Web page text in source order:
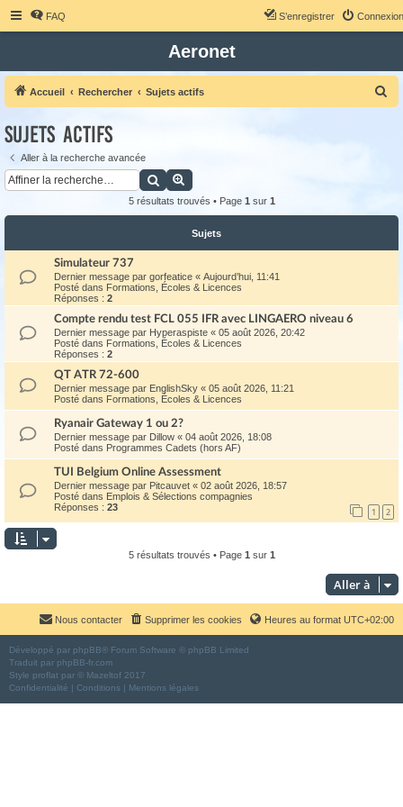
FAQ Connexion
S’enregistrer
Aeronet
Accueil Rechercher Sujets actifs
Sujets actifs
Aller à la recherche avancée
Rechercher
5 résultats trouvés • Page 1 sur 1
Sujets
Simulateur 737
Dernier message par gorfeatice « Aujourd’hui, 11:41
Posté dans Formations, Écoles & Licences
Réponses : 2
Compte rendu test FCL 055 IFR avec LINGAERO niveau 6
Dernier message par Hyperaspiste « 05 août 2026, 20:42
Posté dans Formations, Écoles & Licences
Réponses : 2
QT ATR 72-600
Dernier message par EnglishSky « 05 août 2026, 11:21
Posté dans Formations, Écoles & Licences
Ryanair Gateway 1 ou 2?
Dernier message par Dillow « 04 août 2026, 18:08
Posté dans Programmes Cadets (hors AF)
TUI Belgium Online Assessment
Dernier message par Pitcauvet « 02 août 2026, 18:57
Posté dans Emplois & Sélections compagnies
Réponses : 23 1 2
5 résultats trouvés • Page 1 sur 1
Aller à
Heures au format UTC+02:00
Supprimer les cookies
Nous contacter
Développé par phpBB® Forum Software © phpBB Limited
Traduit par phpBB-fr.com
Style proflat par © Mazeltof 2017
Confidentialité | Conditions | Mentions légales